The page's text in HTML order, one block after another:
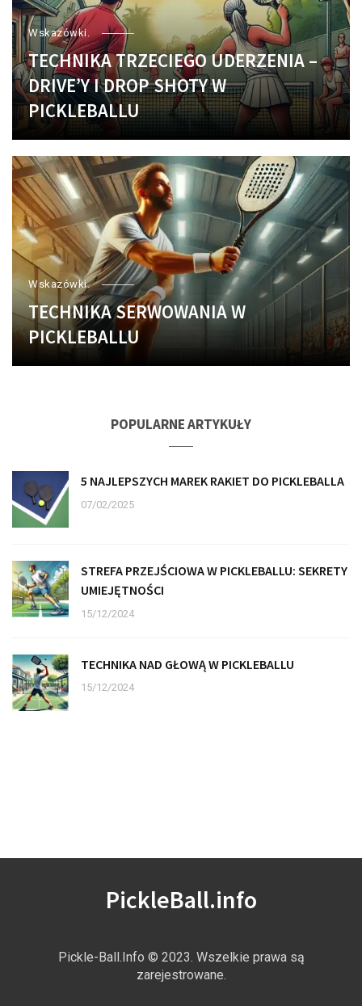
Wskazówki.
TECHNIKA TRZECIEGO UDERZENIA –
DRIVE’Y I DROP SHOTY W
PICKLEBALLU
Wskazówki.
TECHNIKA SERWOWANIA W
PICKLEBALLU
POPULARNE ARTYKUŁY
5 NAJLEPSZYCH MAREK RAKIET DO PICKLEBALLA
07/02/2025
STREFA PRZEJŚCIOWA W PICKLEBALLU: SEKRETY
UMIEJĘTNOŚCI
15/12/2024
TECHNIKA NAD GŁOWĄ W PICKLEBALLU
15/12/2024
PickleBall.info
Pickle-Ball.Info © 2023. Wszelkie prawa są
zarejestrowane.